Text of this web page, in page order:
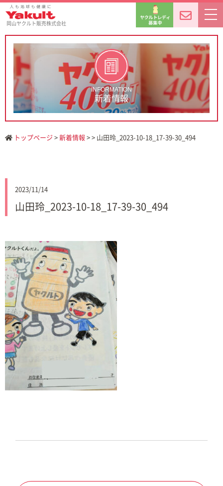
岡山ヤクルト販売株式会社
INFORMATION
新着情報
トップページ >新着情報 > > 山田玲_2023-10-18_17-39-30_494
2023/11/14
山田玲_2023-10-18_17-39-30_494